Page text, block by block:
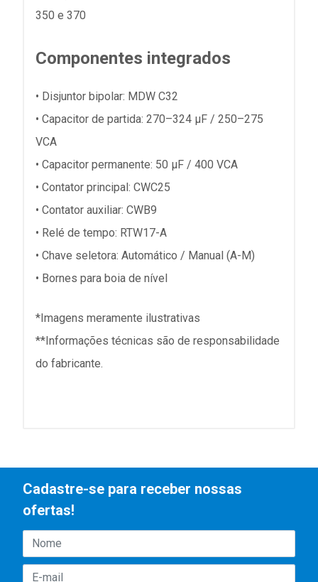
350 e 370
Componentes integrados
• Disjuntor bipolar: MDW C32
• Capacitor de partida: 270–324 μF / 250–275
VCA
• Capacitor permanente: 50 μF / 400 VCA
• Contator principal: CWC25
• Contator auxiliar: CWB9
• Relé de tempo: RTW17-A
• Chave seletora: Automático / Manual (A-M)
• Bornes para boia de nível
*Imagens meramente ilustrativas
**Informações técnicas são de responsabilidade
do fabricante.
Cadastre-se para receber nossas
ofertas!